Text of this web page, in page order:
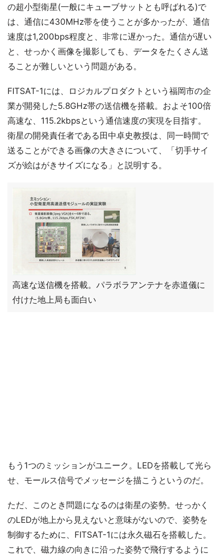
の超小型衛星(一般にキューブサットとも呼ばれる)で
は、通信に430MHz帯を使うことが多かったが、通信
速度は1,200bps程度と、非常に遅かった。通信が遅い
と、せっかく画像を撮影しても、データをたくさん送
ることが難しいという問題がある。
FITSAT-1には、ロジカルプロダクトという福岡市の企
業が開発した5.8GHz帯の送信機を搭載。およそ100倍
高速な、115.2kbpsという通信速度の実現を目指す。
衛星の開発責任者である田中卓史教授は、同一時間で
送ることができる画像の大きさについて、「切手サイ
ズが絵はがきサイズになる」と説明する。
高速な送信機を搭載。パラボラアンテナを赤道儀に
付けた地上局も面白い
もう1つのミッションがユニーク。LEDを搭載して光ら
せ、モールス信号でメッセージを描こうというのだ。
ただ、このとき問題になるのは衛星の姿勢。せっかく
のLEDが地上から見えないと意味がないので、姿勢を
制御するために、FITSAT-1には永久磁石を搭載した。
これで、磁力線の向きに沿った姿勢で飛行するように